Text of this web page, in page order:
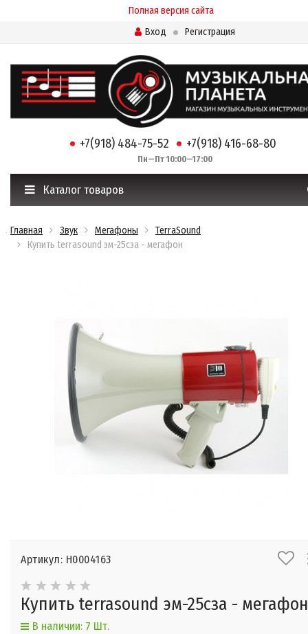
Полная версия сайта
Вход
Регистрация
+7(918) 484-75-52 +7(918) 416-68-80
Пн—Пт 10:00—17:00
Каталог товаров
Главная Звук Мегафоны
TerraSound
Купить terrasound эм-25сза - мегафон
Артикул: Н0004163
Купить terrasound эм-25сза - мегафон
В наличии: 7 Шт.